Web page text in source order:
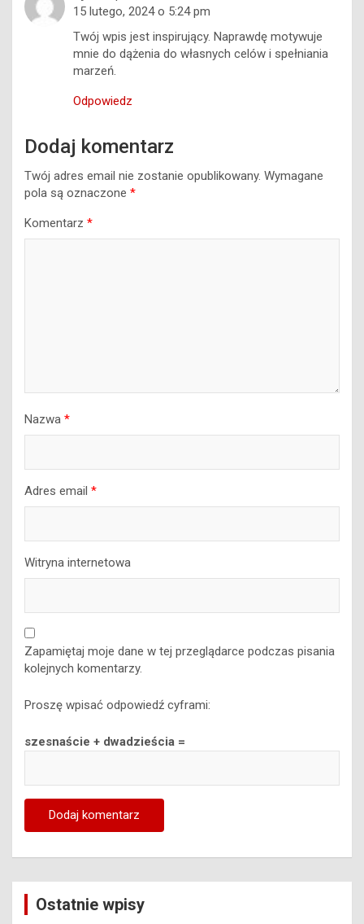
15 lutego, 2024 o 5:24 pm
Twój wpis jest inspirujący. Naprawdę motywuje
mnie do dążenia do własnych celów i spełniania
marzeń.
Odpowiedz
Dodaj komentarz
Twój adres email nie zostanie opublikowany. Wymagane
pola są oznaczone *
Komentarz *
Nazwa *
Adres email *
Witryna internetowa
Zapamiętaj moje dane w tej przeglądarce podczas pisania
kolejnych komentarzy.
Proszę wpisać odpowiedź cyframi:
szesnaście + dwadzieścia =
Ostatnie wpisy